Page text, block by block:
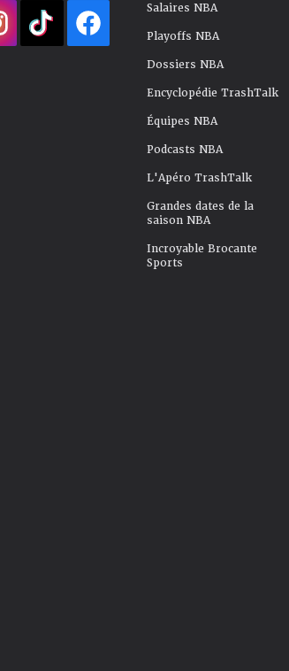
Salaires NBA
Playoffs NBA
Dossiers NBA
Encyclopédie TrashTalk
Équipes NBA
Podcasts NBA
L'Apéro TrashTalk
Grandes dates de la
saison NBA
Incroyable Brocante
Sports